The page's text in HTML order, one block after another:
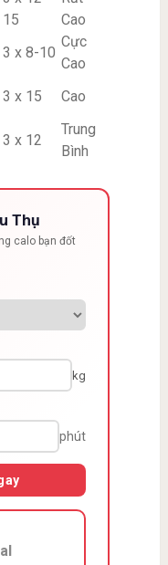
15
Cao
3 x 8-10
Cực
Cao
3 x 15
Cao
3 x 12
Trung
Bình
Thụ
calo bạn đốt
kg
phút